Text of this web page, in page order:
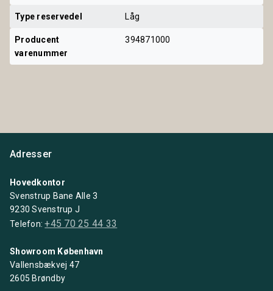
Type reservedel Låg
Producent
varenummer
394871000
Adresser
Hovedkontor
Svenstrup Bane Alle 3
9230 Svenstrup J
Telefon:+45 70 25 44 33
Showroom København
Vallensbækvej 47
2605 Brøndby